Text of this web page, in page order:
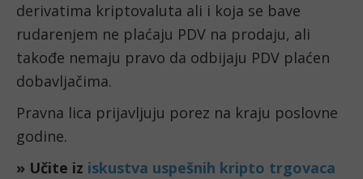
derivatima kriptovaluta ali i koja se bave
rudarenjem ne plaćaju PDV na prodaju, ali
takođe nemaju pravo da odbijaju PDV plaćen
dobavljačima.
Pravna lica prijavljuju porez na kraju poslovne
godine.
» Učite iz iskustva uspešnih kripto trgovaca